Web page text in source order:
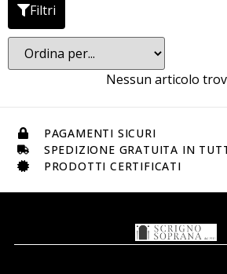
Filtri
Nessun articolo
PAGAMENTI SICURI
SPEDIZIONE GRATUITA IN
PRODOTTI CERTIFICATI